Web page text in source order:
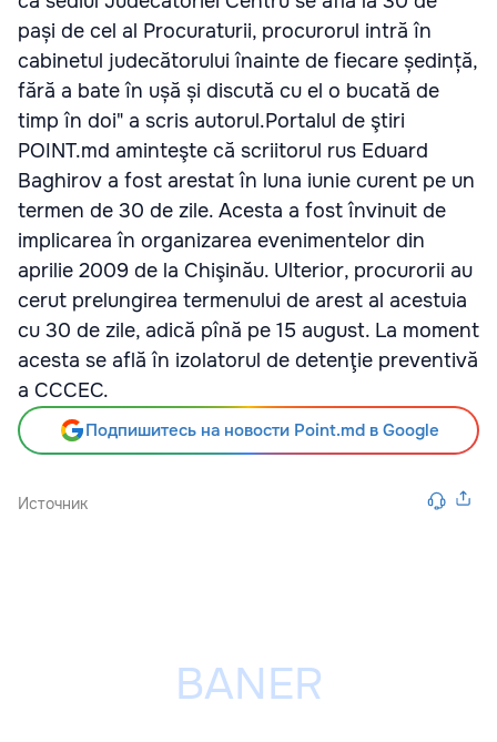
pași de cel al Procuraturii, procurorul intră în
cabinetul judecătorului înainte de fiecare ședință,
fără a bate în ușă și discută cu el o bucată de
timp în doi" a scris autorul.Portalul de ştiri
POINT.md aminteşte că scriitorul rus Eduard
Baghirov a fost arestat în luna iunie curent pe un
termen de 30 de zile. Acesta a fost învinuit de
implicarea în organizarea evenimentelor din
aprilie 2009 de la Chişinău. Ulterior, procurorii au
cerut prelungirea termenului de arest al acestuia
cu 30 de zile, adică pînă pe 15 august. La moment
acesta se află în izolatorul de detenţie preventivă
a CCCEC.
Подпишитесь на новости Point.md в Google
Источник